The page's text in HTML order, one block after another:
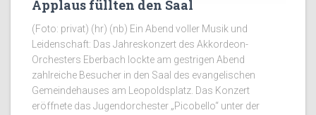
Applaus füllten den Saal
(Foto: privat) (hr) (nb) Ein Abend voller Musik und
Leidenschaft: Das Jahreskonzert des Akkordeon-
Orchesters Eberbach lockte am gestrigen Abend
zahlreiche Besucher in den Saal des evangelischen
Gemeindehauses am Leopoldsplatz. Das Konzert
eröffnete das Jugendorchester „Picobello“ unter der